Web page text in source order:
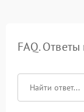
FAQ.